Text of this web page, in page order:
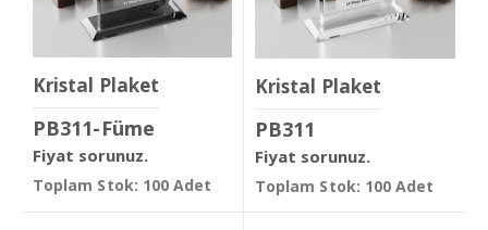
Kristal Plaket
PB311-Füme
Fiyat sorunuz.
Toplam Stok: 100 Adet
Kristal Plaket
PB311
Fiyat sorunuz.
Toplam Stok: 100 Adet